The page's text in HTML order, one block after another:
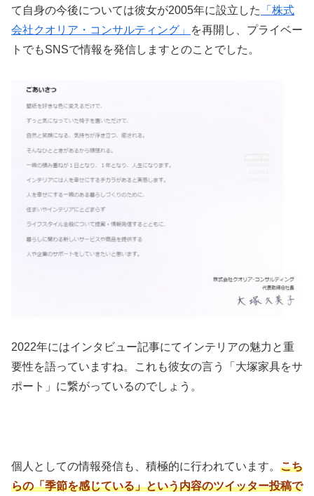
て自身の今後については彼女が2005年に設立した
「株式
会社クオリア・コンサルティング」
を再開し、プライベー
トでもSNSで情報を発信しますとのことでした。
2022年にはインタビュー記事にてインテリアの魅力と重
要性を語っていますね。これも彼女の言う「大塚家具をサ
ポート」に繋がっているのでしょう。
個人としての情報発信も、積極的に行われています。 こち
らの「季節を感じている」という内容のツイッター投稿で